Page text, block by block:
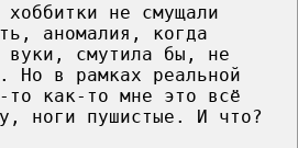
не смущали
аномалия, когда
вуки, смутила бы, не
Но в рамках реальной
то как-то мне это всё
ноги пушистые. И что?